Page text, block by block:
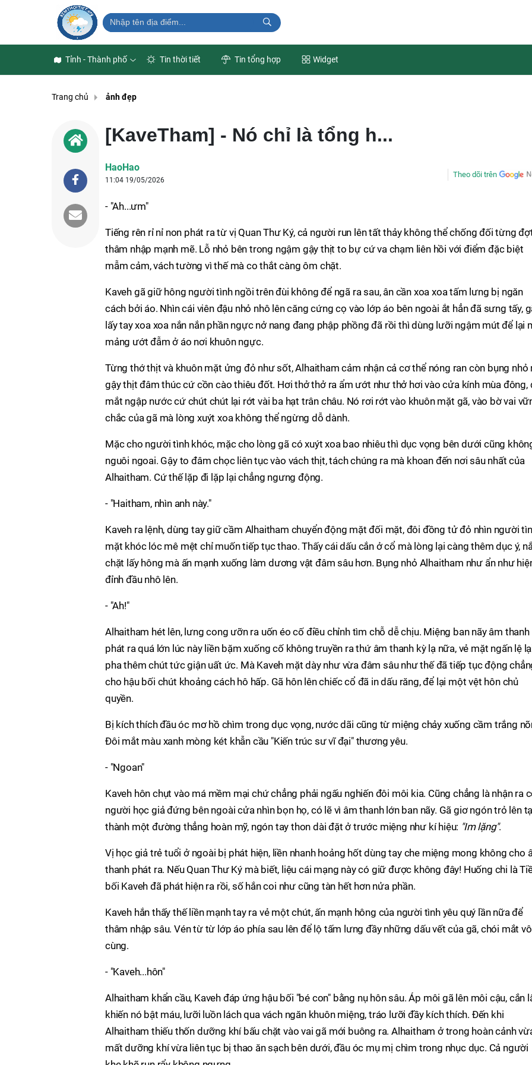
Tỉnh - Thành phố Tin thời tiết Tin tổng hợp Widget
Trang chủ ảnh đẹp
[KaveTham] - Nó chỉ là tổng h...
HaoHao
11:04 19/05/2026
Theo dõi trên
- "Ah...ưm"
Tiếng rên rỉ nỉ non phát ra từ vị Quan Thư Ký, cả người run lên tất thảy không thể chống đối từng
thâm nhập mạnh mẽ. Lỗ nhỏ bên trong ngậm gậy thịt to bự cứ va chạm liên hồi với điểm đặc biệt
mẫm cảm, vách tường vì thế mà co thắt càng ôm chặt.
Kaveh gã giữ hông người tình ngồi trên đùi không để ngã ra sau, ân cần xoa xoa tấm lưng bị ngăn
cách bởi áo. Nhìn cái viên đậu nhỏ nhô lên căng cứng cọ vào lớp áo bên ngoài ắt hẳn đã sưng tấy,
lấy tay xoa xoa nắn nắn phần ngực nở nang đang phập phồng đã rồi thì dùng lưỡi ngậm mút để lại
mảng ướt đẫm ở áo nơi khuôn ngực.
Từng thớ thịt và khuôn mặt ửng đỏ như sốt, Alhaitham cảm nhận cả cơ thể nóng ran còn bụng nhỏ
gậy thịt đâm thúc cứ cồn cào thiêu đốt. Hơi thở thở ra ẩm ướt như thở hơi vào cửa kính mùa đông,
mắt ngập nước cứ chút chút lại rớt vài ba hạt trân châu. Nó rơi rớt vào khuôn mặt gã, vào bờ vai
chắc của gã mà lòng xuýt xoa không thể ngừng dỗ dành.
Mặc cho người tình khóc, mặc cho lòng gã có xuýt xoa bao nhiêu thì dục vọng bên dưới cũng
nguôi ngoai. Gậy to đâm chọc liên tục vào vách thịt, tách chúng ra mà khoan đến nơi sâu nhất của
Alhaitham. Cứ thế lặp đi lặp lại chẳng ngưng động.
- "Haitham, nhìn anh này."
Kaveh ra lệnh, dùng tay giữ cầm Alhaitham chuyển động mặt đối mặt, đôi đồng tử đỏ nhìn người
mặt khóc lóc mê mệt chỉ muốn tiếp tục thao. Thấy cái dấu cắn ở cổ mà lòng lại càng thêm dục ý,
chặt lấy hông mà ấn mạnh xuống làm dương vật đâm sâu hơn. Bụng nhỏ Alhaitham như ẩn như
đỉnh đầu nhô lên.
- "Ah!"
Alhaitham hét lên, lưng cong ưỡn ra uốn éo cố điều chỉnh tìm chỗ dễ chịu. Miệng ban nãy âm thanh
phát ra quá lớn lúc này liền bặm xuống cố không truyền ra thứ âm thanh kỳ lạ nữa, vẻ mặt ngấn lệ
pha thêm chút tức giận uất ức. Mà Kaveh mặt dày như vừa đâm sâu như thế đã tiếp tục động
cho hậu bối chút khoảng cách hô hấp. Gã hôn lên chiếc cổ đã in dấu răng, để lại một vệt hôn chủ
quyền.
Bị kích thích đầu óc mơ hồ chìm trong dục vọng, nước dãi cũng từ miệng chảy xuống cầm trắng
Đôi mắt màu xanh mòng két khẫn cầu "Kiến trúc sư vĩ đại" thương yêu.
- "Ngoan"
Kaveh hôn chụt vào má mềm mại chứ chẳng phải ngấu nghiến đôi môi kia. Cũng chẳng là nhận ra
người học giả đứng bên ngoài cửa nhìn bọn họ, có lẽ vì âm thanh lớn ban nãy. Gã giơ ngón trỏ lên
thành một đường thẳng hoàn mỹ, ngón tay thon dài đặt ở trước miệng như kí hiệu: "Im lặng".
Vị học giả trẻ tuổi ở ngoài bị phát hiện, liền nhanh hoảng hốt dùng tay che miệng mong không cho
thanh phát ra. Nếu Quan Thư Ký mà biết, liệu cái mạng này có giữ được không đây! Huống chi là
bối Kaveh đã phát hiện ra rồi, số hắn coi như cũng tàn hết hơn nửa phần.
Kaveh hắn thấy thế liền mạnh tay ra vẻ một chút, ấn mạnh hông của người tình yêu quý lần nữa để
thâm nhập sâu. Vén từ từ lớp áo phía sau lên để lộ tấm lưng đầy những dấu vết của gã, chói mắt vô
cùng.
- "Kaveh...hôn"
Alhaitham khẩn cầu, Kaveh đáp ứng hậu bối "bé con" bằng nụ hôn sâu. Áp môi gã lên môi cậu, cắn
khiến nó bật máu, lưỡi luồn lách qua vách ngăn khuôn miệng, tráo lưỡi đầy kích thích. Đến khi
Alhaitham thiếu thốn dưỡng khí bấu chặt vào vai gã mới buông ra. Alhaitham ở trong hoàn cảnh
mất dưỡng khí vừa liên tục bị thao ăn sạch bên dưới, đầu óc mụ mị chìm trong nhục dục. Cả người